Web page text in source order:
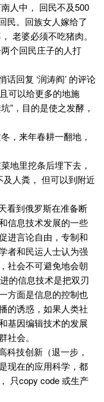
人中， 回民不及500
民。回族女人嫁给了
老婆必须不吃猪肉。
个回民庄子的人打
回复 ‘润涛阎’ 的评论
可以给更多的地施
”，目的是使之发酵，
，来年春耕一翻地，
地里挖条后埋下去，
人粪， 但可以到附近
看到俄罗斯在准备断
信息技术发展的一些
进言论自由，专制和
者和民运人士认为强
社会不可避免地会朝
的信息技术是把双刃
方面是信息的控制也
的诱惑，如果人类社
基因编辑技术的发展
社会。
科技创新（退一步，
现在的应用科学，都
只copy code 或生产